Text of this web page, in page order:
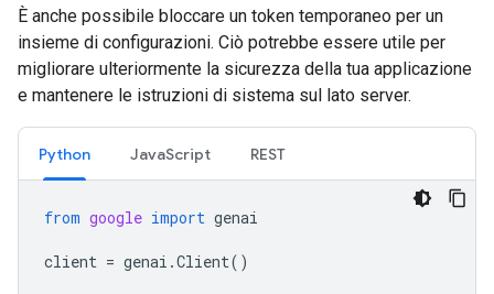
È anche possibile bloccare un token temporaneo per un
insieme di configurazioni. Ciò potrebbe essere utile per
migliorare ulteriormente la sicurezza della tua applicazione
e mantenere le istruzioni di sistema sul lato server.
Python JavaScript REST
from google import genai
client = genai .Client()